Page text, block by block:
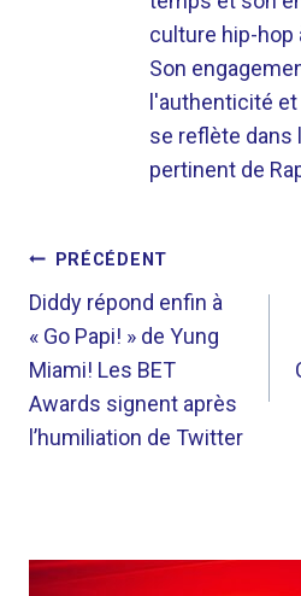
culture hip-hop
Son
l'authenticité
se reflète dans
pertinent de
DE
L’ARTICLE
PRÉCÉDENT
Diddy répond enfin à
« Go Papi! » de Yung
Miami! Les BET
Awards signent après
l’humiliation de Twitter